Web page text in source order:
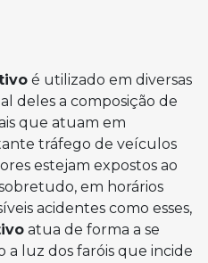
é utilizado em diversas
deles a composição de
que atuam em
tráfego de veículos
estejam expostos ao
em horários
acidentes como esses,
atua de forma a se
a luz dos faróis que incide